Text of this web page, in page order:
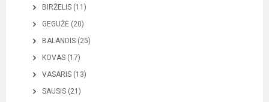
BIRŽELIS (11)
GEGUŽĖ (20)
BALANDIS (25)
KOVAS (17)
VASARIS (13)
SAUSIS (21)